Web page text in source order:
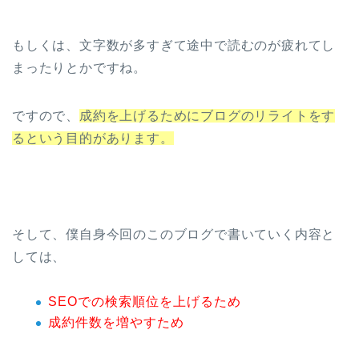
もしくは、文字数が多すぎて途中で読むのが疲れてし
まったりとかですね。
ですので、
成約を上げるためにブログのリライトをす
るという目的があります。
そして、僕自身今回のこのブログで書いていく内容と
しては、
SEOでの検索順位を上げるため
成約件数を増やすため